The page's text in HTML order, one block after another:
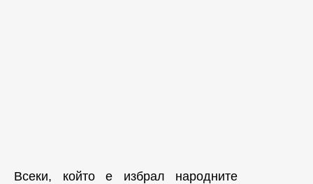
Всеки, който е избрал народните